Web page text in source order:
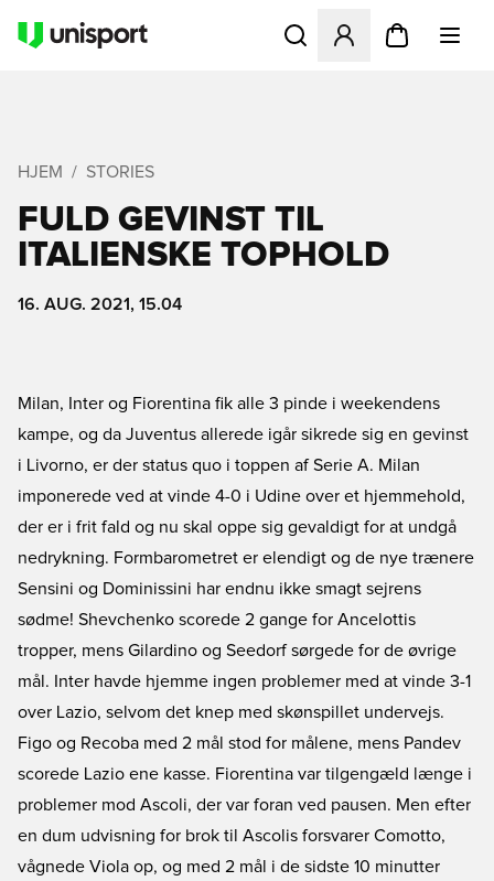
Åbner en Modal til at
HJEM STORIES
FULD GEVINST TIL
ITALIENSKE TOPHOLD
16. AUG. 2021, 15.04
Milan, Inter og Fiorentina fik alle 3 pinde i weekendens
kampe, og da Juventus allerede igår sikrede sig en gevinst
i Livorno, er der status quo i toppen af Serie A. Milan
imponerede ved at vinde 4-0 i Udine over et hjemmehold,
der er i frit fald og nu skal oppe sig gevaldigt for at undgå
nedrykning. Formbarometret er elendigt og de nye trænere
Sensini og Dominissini har endnu ikke smagt sejrens
sødme! Shevchenko scorede 2 gange for Ancelottis
tropper, mens Gilardino og Seedorf sørgede for de øvrige
mål. Inter havde hjemme ingen problemer med at vinde 3-1
over Lazio, selvom det knep med skønspillet undervejs.
Figo og Recoba med 2 mål stod for målene, mens Pandev
scorede Lazio ene kasse. Fiorentina var tilgengæld længe i
problemer mod Ascoli, der var foran ved pausen. Men efter
en dum udvisning for brok til Ascolis forsvarer Comotto,
vågnede Viola op, og med 2 mål i de sidste 10 minutter